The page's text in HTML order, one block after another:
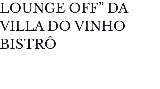
LOUNGE OFF” DA
VILLA DO VINHO
BISTRÔ